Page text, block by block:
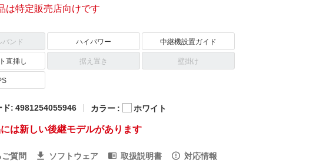
は特定販売店向けです
ンド ハイパワー
中継機設置ガイド
直挿し
据え置き
壁掛け
: 4981254055946 カラー : ホワイト
は新しい後継モデルがあります
質問 ソフトウェア 取扱説明書
対応情報